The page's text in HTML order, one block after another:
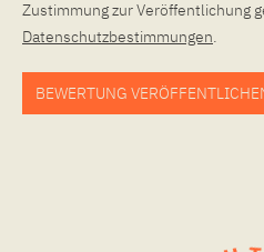
Zustimmung zur Veröffentlichung
Datenschutzbestimmungen.
BEWERTUNG